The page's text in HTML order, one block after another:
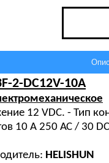
2-DC12V-10A
12 VDC. - Тип
10 A 250 АС / 30
HELISHUN